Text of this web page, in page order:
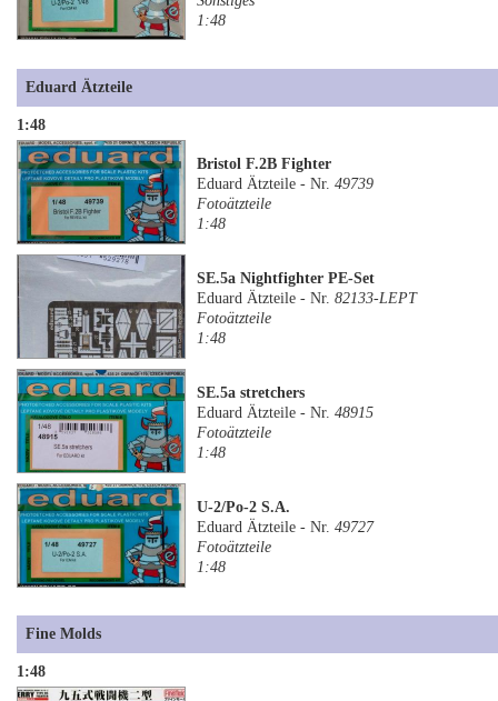
1:48
Eduard Ätzteile
1:48
Bristol F.2B Fighter
Eduard Ätzteile - Nr.49739
Fotoätzteile
1:48
SE.5a Nightfighter PE-Set
Eduard Ätzteile - Nr.82133-LEPT
Fotoätzteile
1:48
SE.5a stretchers
Eduard Ätzteile - Nr.48915
Fotoätzteile
1:48
U-2/Po-2 S.A.
Eduard Ätzteile - Nr.49727
Fotoätzteile
1:48
Fine Molds
1:48